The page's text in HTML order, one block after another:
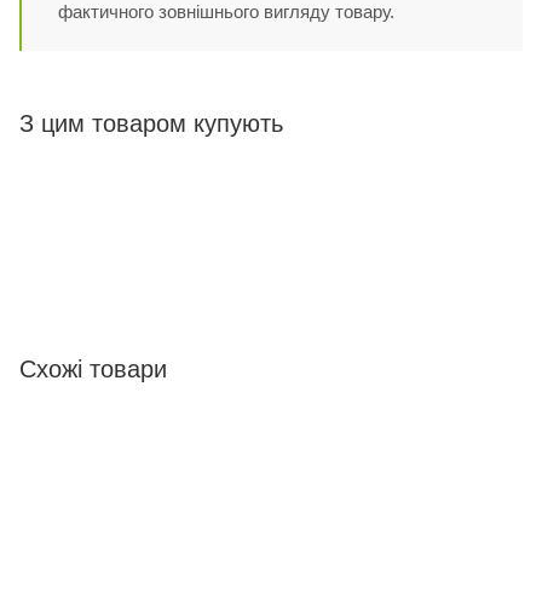
фактичного зовнішнього вигляду товару.
З цим товаром купують
Схожі товари